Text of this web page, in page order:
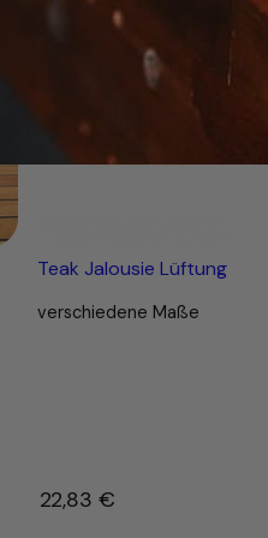
e
n
e
M
Teak Jalousie Lüftung
verschiedene Maße
22,83 €